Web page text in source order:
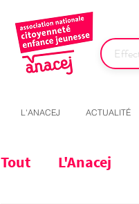
L'ANACEJ ACTUALITÉ
Tout L'Anacej